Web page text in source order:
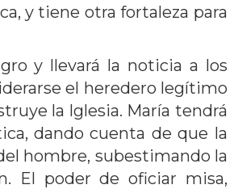
y tiene otra fortaleza para
y llevará la noticia a los
el heredero legítimo
la Iglesia. María tendrá
dando cuenta de que la
hombre, subestimando la
El poder de oficiar misa,